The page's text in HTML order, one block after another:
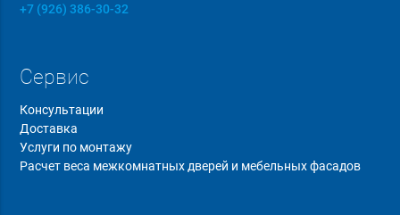
+7 (926) 386-30-32
Сервис
Консультации
Доставка
Услуги по монтажу
Расчет веса межкомнатных дверей и мебельных фасадов